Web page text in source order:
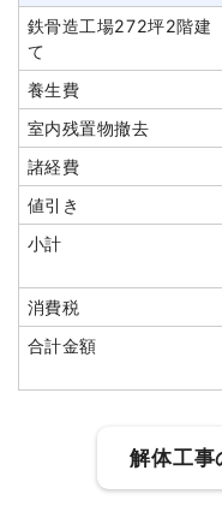
値引き
小計
消費税
合計金額
建物の種類/構造
坪数
鉄骨造工場272坪2階建
て
養生費
室内残置物撤去
諸経費
値引き
小計
消費税
合計金額
解体工事